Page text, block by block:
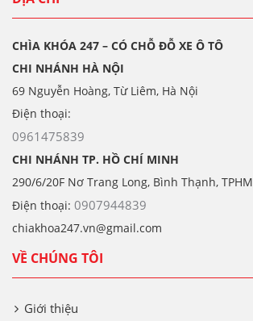
CHÌA KHÓA 247 – CÓ CHỖ ĐỖ XE Ô TÔ
CHI NHÁNH HÀ NỘI
69 Nguyễn Hoàng, Từ Liêm, Hà Nội
Điện thoại:
0961475839
CHI NHÁNH TP. HỒ CHÍ MINH
290/6/20F Nơ Trang Long, Bình Thạnh, TPHM
Điện thoại: 0907944839
chiakhoa247.vn@gmail.com
VỀ CHÚNG TÔI
Giới thiệu